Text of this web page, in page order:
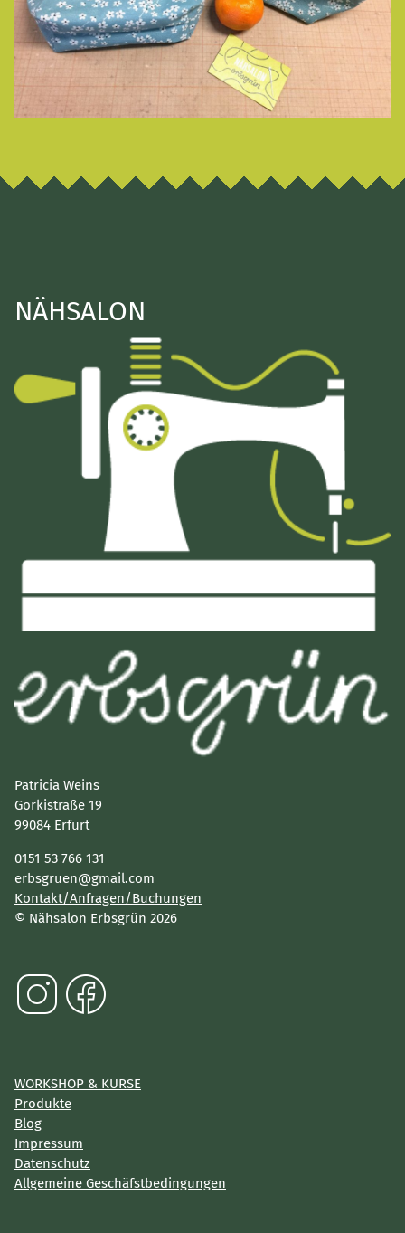
NÄHSALON
Patricia Weins
Gorkistraße 19
99084 Erfurt
0151 53 766 131
erbsgruen@gmail.com
Kontakt/Anfragen/Buchungen
© Nähsalon Erbsgrün 2026
WORKSHOP & KURSE
Produkte
Blog
Impressum
Datenschutz
Allgemeine Geschäfstbedingungen